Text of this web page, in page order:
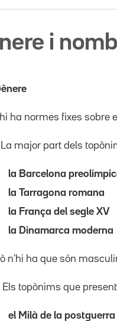
i
ha normes fixes sobre
La major part dels
la Barcelona
la Tarragona romana
la França del segle XV
la Dinamarca moderna
n’hi ha que són
Els topònims que
el Milà de la postguerra